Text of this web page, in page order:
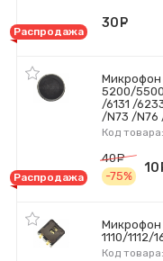
Распродажа
30
Микрофон
5200/
/6131 /
/N73 /N76
Код
Распродажа
40
-75%
10
Микрофон
1110/
Код